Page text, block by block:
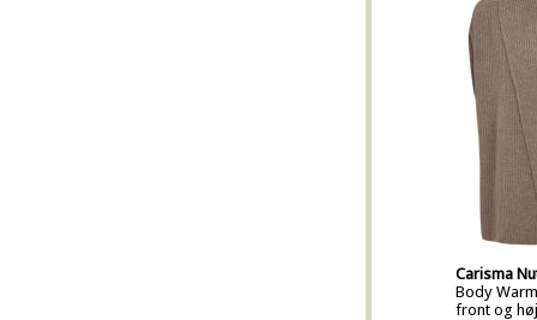
Carisma
Body
front og